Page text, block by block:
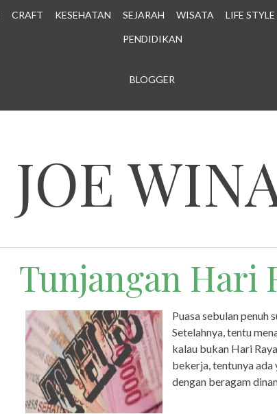
CRAFT KESEHATAN SEJARAH WISATA LIFE STYLE
PENDIDIKAN
BLOGGER
JOE
Tunjangan Hari
Puasa sebulan penuh
Setelahnya, tentu
kalau bukan Hari
bekerja, tentunya ada
dengan beragam